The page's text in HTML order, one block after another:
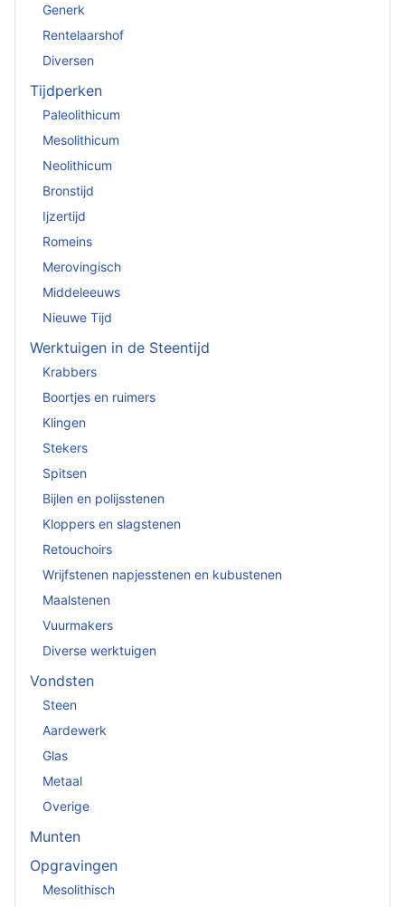
Generk
Rentelaarshof
Diversen
Tijdperken
Paleolithicum
Mesolithicum
Neolithicum
Bronstijd
Ijzertijd
Romeins
Merovingisch
Middeleeuws
Nieuwe Tijd
Werktuigen in de Steentijd
Krabbers
Boortjes en ruimers
Klingen
Stekers
Spitsen
Bijlen en polijsstenen
Kloppers en slagstenen
Retouchoirs
Wrijfstenen napjesstenen en kubustenen
Maalstenen
Vuurmakers
Diverse werktuigen
Vondsten
Steen
Aardewerk
Glas
Metaal
Overige
Munten
Opgravingen
Mesolithisch